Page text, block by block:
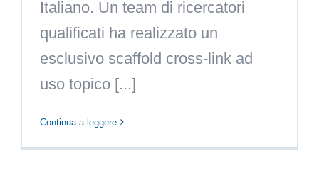
Italiano. Un team di ricercatori
qualificati ha realizzato un
esclusivo scaffold cross-link ad
uso topico [...]
Continua a leggere